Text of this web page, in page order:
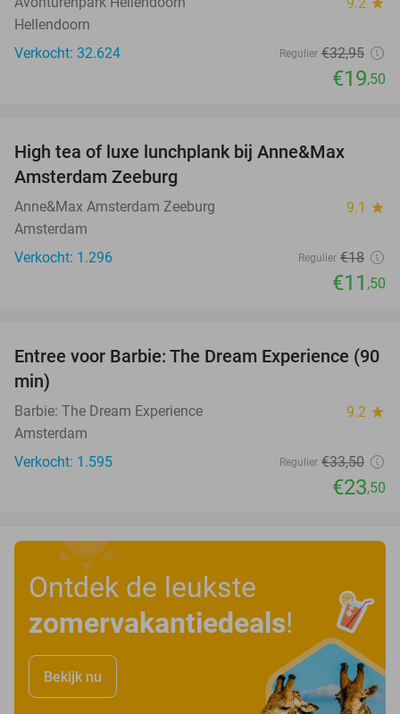
Hellendoorn
Verkocht: 32.624
Regulier €32,95
€19,50
High tea of luxe lunchplank bij Anne&Max
Amsterdam Zeeburg
Anne&Max Amsterdam Zeeburg 9.1 star
Amsterdam
Verkocht: 1.296
Regulier €18
€11 ,50
30%
Entree voor Barbie: The Dream Experience (90
min)
Barbie: The Dream Experience 9.2 star
Amsterdam
Verkocht: 1.595
Regulier €33,50
€23,50
Ontdek de leukste
zomervakantiedeals!
Bekijk nu